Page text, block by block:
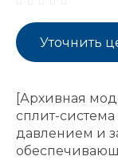
Уточнить
[Архивная
сплит-
давлением и